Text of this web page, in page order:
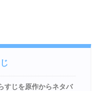
すじを原作からネタバ